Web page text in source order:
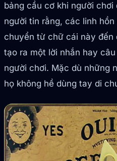
bảng cầu cơ khi người
người tin rằng, các linh
chuyển từ chữ cái này
tạo ra một lời nhắn hay
người chơi. Mặc dù những
họ không hề dùng tay di